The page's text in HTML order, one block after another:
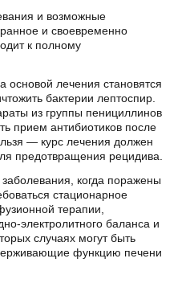
и возможные
и своевременно
к полному
основой лечения становятся
бактерии лептоспир.
из группы пенициллинов
прием антибиотиков после
— курс лечения должен
предотвращения рецидива.
когда поражены
стационарное
терапии,
электролитного баланса и
случаях могут быть
функцию печени